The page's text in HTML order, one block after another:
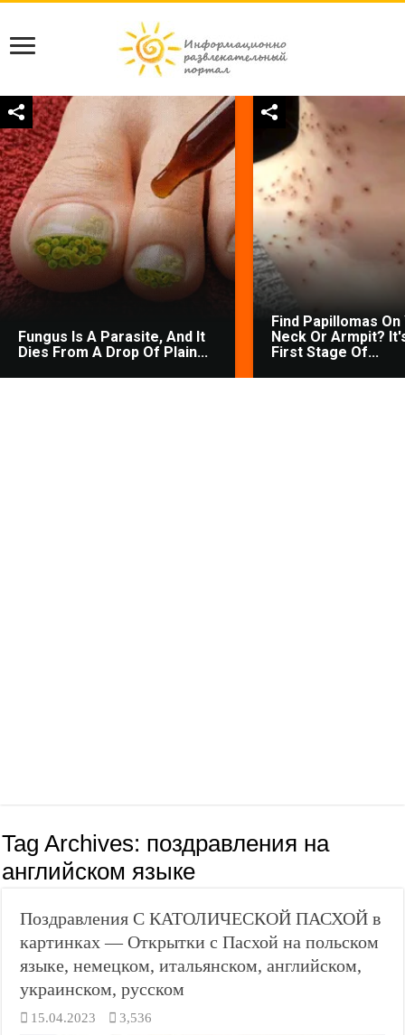
Fungus Is A Parasite, And It
Dies From A Drop Of Plain...
Find Papillomas On
Neck Or Armpit?
First Stage Of...
Tag Archives: поздравления на
английском языке
Поздравления С КАТОЛИЧЕСКОЙ ПАСХОЙ в
картинках — Открытки с Пасхой на польском
языке, немецком, итальянском, английском,
украинском, русском
15.04.2023 3,536